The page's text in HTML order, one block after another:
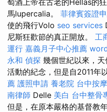
萄酒上帝在古老的Hellas的
馬lupercalia。 菲律賓簽證
使的飛行Volo seo services
尼斯狂歡節的真正開放。 工
運行 嘉義月子中心推薦
永和 偵探 幾個世紀以來，
活動的紀念，但是自2011年
薦 護照申請 養老院 台中按
南律師 Delle 美白 台中整骨
但是，在原本嚴格的基督教